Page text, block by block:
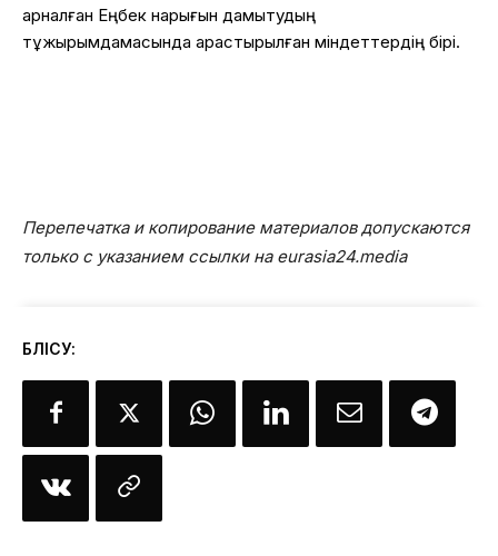
арналған Еңбек нарығын дамытудың
тұжырымдамасында қарастырылған міндеттердің бірі.
Перепечатка и копирование материалов допускаются
только с указанием ссылки на eurasia24.media
БӨЛІСУ: